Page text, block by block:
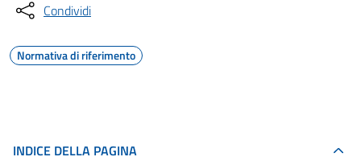
Condividi
Normativa di riferimento
INDICE DELLA PAGINA